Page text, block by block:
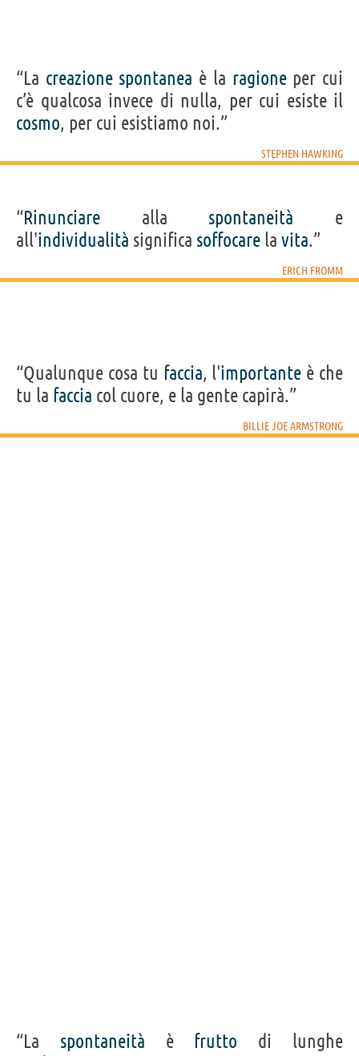
“La creazione spontanea è la ragioneper cui
c’è qualcosa invece di nulla, per cui esiste il
cosmo, per cui esistiamo noi.”
STEPHEN HAWKING
“Rinunciare alla spontaneità e
all'individualità significa soffocare la vita.”
ERICH FROMM
“Qualunque cosa tu faccia, l'importante è che
tu la faccia col cuore, e la gente capirà.”
BILLIE JOE ARMSTRONG
“La spontaneità è frutto di lunghe